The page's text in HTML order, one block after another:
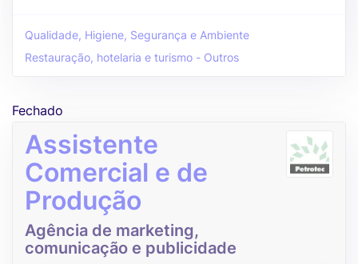
Qualidade, Higiene, Segurança e Ambiente
Restauração, hotelaria e turismo - Outros
Fechado
Assistente
Comercial e de
Produção
Agência de marketing,
comunicação e publicidade